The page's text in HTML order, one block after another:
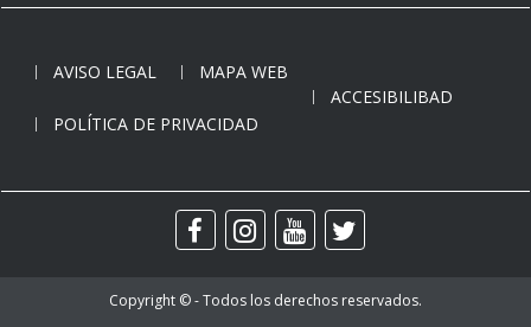
AVISO LEGAL
MAPA WEB
ACCESIBILIBAD
POLÍTICA DE PRIVACIDAD
Copyright © - Todos los derechos reservados.